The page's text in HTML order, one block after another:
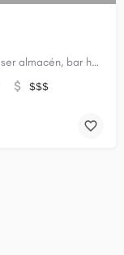
Histórica esquina de Palermo que ha sabido ser almacén, bar hasta llegar a convertirse en uno de los…
$$$